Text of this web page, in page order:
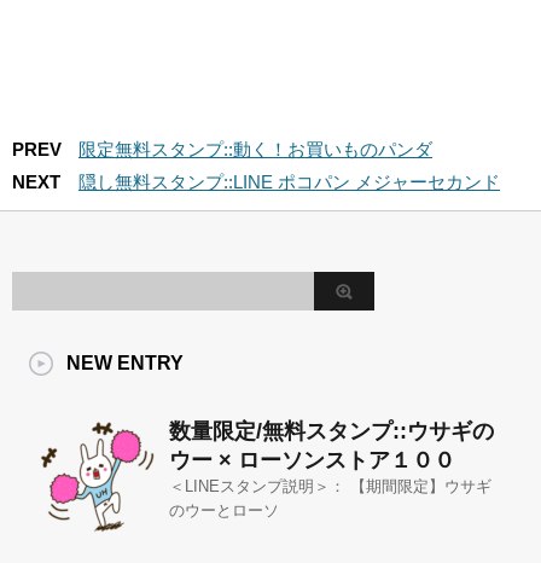
PREV
限定無料スタンプ::動く！お買いものパンダ
NEXT
隠し無料スタンプ::LINE ポコパン メジャーセカンド
NEW ENTRY
数量限定/無料スタンプ::ウサギの
ウー × ローソンストア１００
＜LINEスタンプ説明＞： 【期間限定】ウサギ
のウーとローソ